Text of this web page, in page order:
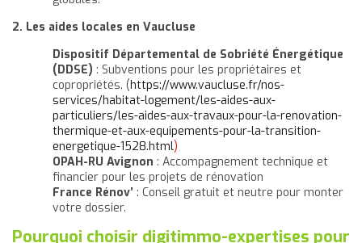
2. Les aides locales en Vaucluse
Dispositif Départemental de Sobriété Énergétique
(DDSE) : Subventions pour les propriétaires et
copropriétés. (https://www.vaucluse.fr/nos-
services/habitat-logement/les-aides-aux-
particuliers/les-aides-aux-travaux-pour-la-renovation-
thermique-et-aux-equipements-pour-la-transition-
energetique-1528.html)
OPAH-RU Avignon : Accompagnement technique et
financier pour les projets de rénovation
France Rénov’ : Conseil gratuit et neutre pour monter
votre dossier.
Pourquoi choisir digitimmo-expertises pour